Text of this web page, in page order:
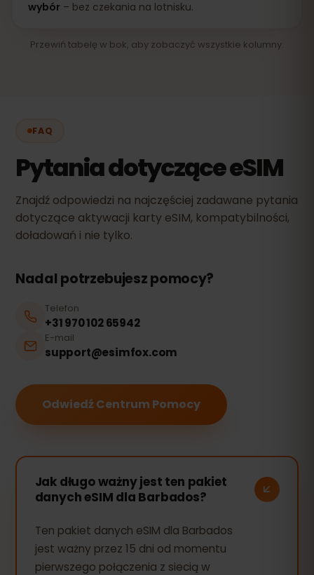
wybór– bez czekania na lotnisku.
Przewiń tabelę w bok, aby zobaczyć wszystkie kolumny.
FAQ
Pytania dotyczące eSIM
Znajdź odpowiedzi na najczęściej zadawane pytania
dotyczące aktywacji karty eSIM, kompatybilności,
doładowań i nie tylko.
Nadal potrzebujesz pomocy?
Telefon
+31 970 102 65942
E-mail
support@esimfox.com
Odwiedź Centrum Pomocy
Jak długo ważny jest ten pakiet
danych eSIM dla Barbados?
Ten pakiet danych eSIM dla Barbados
jest ważny przez 15 dni od momentu
pierwszego połączenia z siecią w